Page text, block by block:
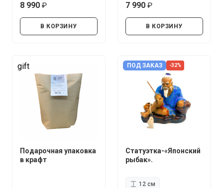
8 990
В КОРЗИНУ
7 990
В КОРЗИНУ
gift
Подарочная упаковка
в крафт
ПОД ЗАКАЗ -32%
Статуэтка-«Японский
рыбак».
12 см